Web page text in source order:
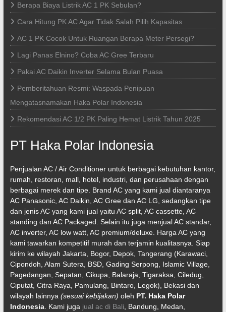
Berapa Biaya Listrik AC 1 PK Sebulan?
Cara Hitung PK AC Agar Tidak Salah Pilih Kapasitas
AC 1 PK Cocok Untuk Ruangan Berapa Meter Persegi?
Lagi Panas Elnino? Coba AC Gree Terbaru
Pakai AC Daikin Inverter Selama Bulan Puasa
Pemberitahuan Resmi: Waspada Penipuan
Mengatasnamakan Haka Polar Indonesia
Rekomendasi AC 1/2 PK Paling Hemat Listrik Tahun 2025
PT Haka Polar Indonesia
Penjualan AC / Air Conditioner untuk berbagai kebutuhan kantor,
rumah, restoran, mall, hotel, industri, dan perusahaan dengan
berbagai merek dan tipe. Brand AC yang kami jual diantaranya
AC Panasonic, AC Daikin, AC Gree dan AC LG, sedangkan tipe
dan jenis AC yang kami jual yaitu AC split, AC cassette, AC
standing dan AC Packaged. Selain itu juga menjual AC standar,
AC inverter, AC low watt, AC premium/deluxe. Harga AC yang
kami tawarkan kompetitif murah dan terjamin kualitasnya. Siap
kirim ke wilayah Jakarta, Bogor, Depok, Tangerang (Karawaci,
Cipondoh, Alam Sutera, BSD, Gading Serpong, Islamic Village,
Pagedangan, Sepatan, Cikupa, Balaraja, Tigaraksa, Ciledug,
Ciputat, Citra Raya, Pamulang, Bintaro, Legok), Bekasi dan
wilayah lainnya (sesuai kebijakan) oleh PT. Haka Polar
Indonesia. Kami juga jual ac di Bali , Bandung, Medan,